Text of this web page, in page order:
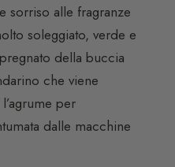
sorriso alle fragranze
soleggiato, verde e
della buccia
che viene
per
dalle macchine